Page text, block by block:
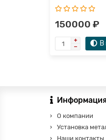
150000 ₽
В
О компании
Установка
Наши контакты